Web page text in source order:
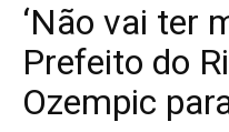
‘Não vai ter
Prefeito do
Ozempic